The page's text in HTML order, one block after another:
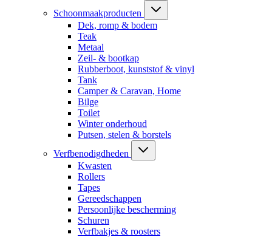
Schoonmaakproducten
Dek, romp & bodem
Teak
Metaal
Zeil- & bootkap
Rubberboot, kunststof & vinyl
Tank
Camper & Caravan, Home
Bilge
Toilet
Winter onderhoud
Putsen, stelen & borstels
Verfbenodigdheden
Kwasten
Rollers
Tapes
Gereedschappen
Persoonlijke bescherming
Schuren
Verfbakjes & roosters